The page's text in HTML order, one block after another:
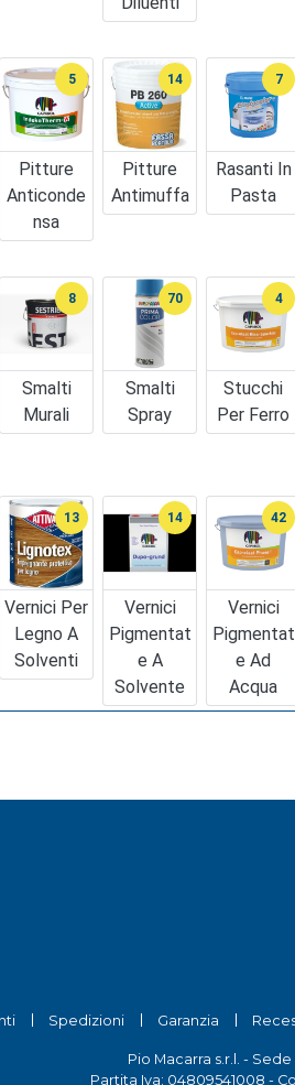
Pitture
Anticonde
Nsa
5
Pitture
Antimuffa
14
Rasanti In
Pasta
7
Smalti
Murali
8
Smalti
Spray
70
Stucchi
Per Ferro
4
Vernici Per
Legno A
Solventi
13
Vernici
Pigmentat
E A
Solvente
14
Vernici
Pigmentat
E Ad
Acqua
42
Spedizioni Garanzia
Pio Macarra s.r.l. -
Partita Iva: 04809541008 -